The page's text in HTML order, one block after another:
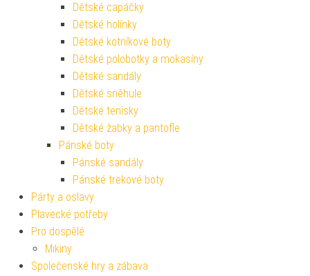
Dětské capáčky
Dětské holínky
Dětské kotníkové boty
Dětské polobotky a mokasíny
Dětské sandály
Dětské sněhule
Dětské tenisky
Dětské žabky a pantofle
Pánské boty
Pánské sandály
Pánské trekové boty
Párty a oslavy
Plavecké potřeby
Pro dospělé
Mikiny
Společenské hry a zábava